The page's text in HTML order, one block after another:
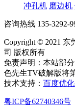
冲孔机 磨边机
咨询热线 135-3292-
Copyright © 2021
司 版权所有
免责声明：本站部
色先生TV破解版将
技术支持： 百度优化
粤ICP备62740346号